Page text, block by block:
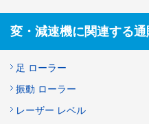
変・減速機に関連する
足 ローラー
振動 ローラー
レーザー レベル